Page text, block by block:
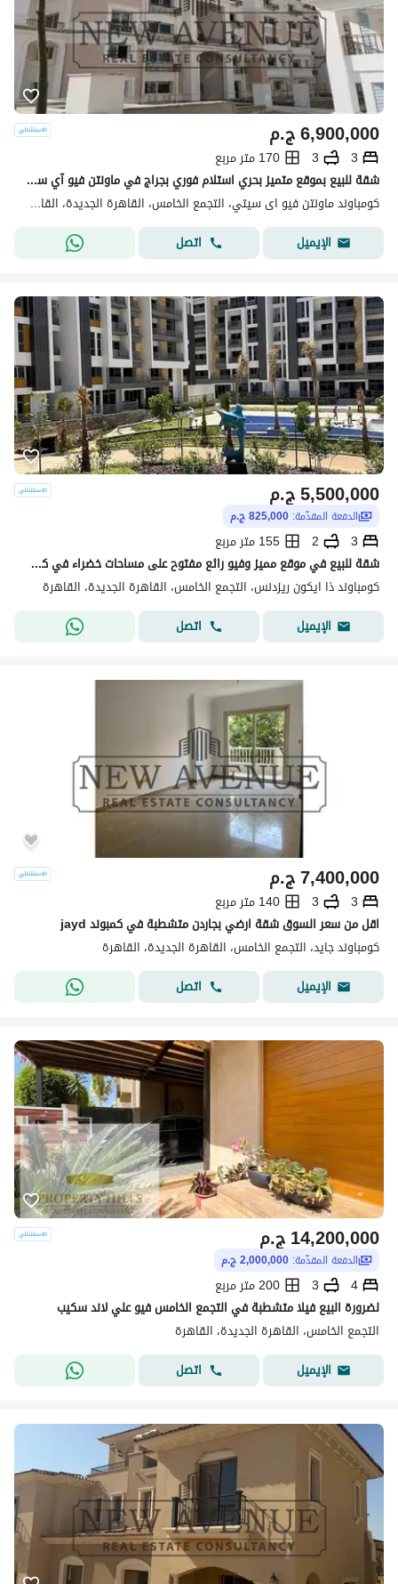
ج.م6,900,000
3
3
170 متر مربع
شقة للبيع بموقع متميز بحري استلام فوري بجراج في ماونتن فيو آي سيتي القاهرة الجديدة Mountain View ICity New Cairo
كومباوند ماونتن فيو اى سيتي، التجمع الخامس، القاهرة الجديدة، القاهرة
الإيميل
اتصل
ج.م5,500,000
الدفعة المقدّمة: 825,000 ج.م
3
2
155 متر مربع
شقة للبيع في موقع مميز وفيو رائع مفتوح على مساحات خضراء في كمبوند ايكون بالقاهرة الجديدة
كومباوند ذا ايكون ريزدنس، التجمع الخامس، القاهرة الجديدة، القاهرة
الإيميل
اتصل
ج.م7,400,000
3
3
140 متر مربع
اقل من سعر السوق شقة ارضي بجاردن متشطبة في كمبوند jayd
كومباوند جايد، التجمع الخامس، القاهرة الجديدة، القاهرة
الإيميل
اتصل
ج.م14,200,000
الدفعة المقدّمة: 2,000,000 ج.م
4
3
200 متر مربع
لضرورة البيع فيلا متشطبة في التجمع الخامس فيو علي لاند سكيب
التجمع الخامس، القاهرة الجديدة، القاهرة
الإيميل
اتصل